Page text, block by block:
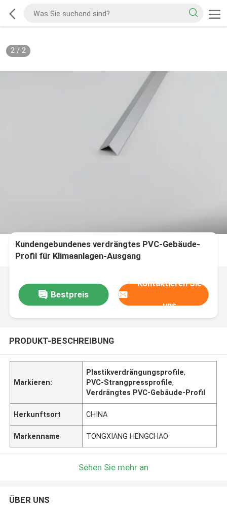
2/ 2
Kundengebundenes verdrängtes PVC-Gebäude-
Profil für Klimaanlagen-Ausgang
Bestpreis
Kontaktieren Sie
uns
PRODUKT-BESCHREIBUNG
Markieren:
Plastikverdrängungsprofile,
PVC-Strangpressprofile,
Verdrängtes PVC-Gebäude-Profil
Herkunftsort CHINA
Markenname TONGXIANG HENGCHAO
Sehen Sie mehr an
ÜBER UNS